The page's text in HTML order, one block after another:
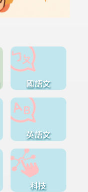
國語文
英語文
科技